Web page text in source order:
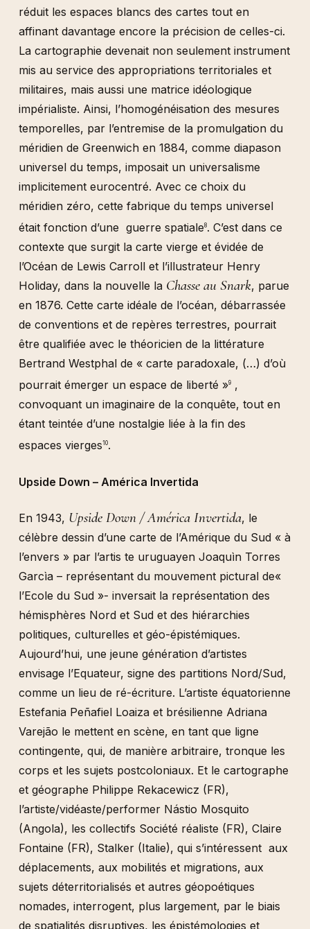
réduit les espaces blancs des cartes tout en
affinant davantage encore la précision de celles-ci.
La cartographie devenait non seulement instrument
mis au service des appropriations territoriales et
militaires, mais aussi une matrice idéologique
impérialiste. Ainsi, l’homogénéisation des mesures
temporelles, par l’entremise de la promulgation du
méridien de Greenwich en 1884, comme diapason
universel du temps, imposait un universalisme
implicitement eurocentré. Avec ce choix du
méridien zéro, cette fabrique du temps universel
était fonction d’une guerre spatiale8. C’est dans ce
contexte que surgit la carte vierge et évidée de
l’Océan de Lewis Carroll et l’illustrateur Henry
Holiday, dans la nouvelle la Chasse au Snark, parue
en 1876. Cette carte idéale de l’océan, débarrassée
de conventions et de repères terrestres, pourrait
être qualifiée avec le théoricien de la littérature
Bertrand Westphal de « carte paradoxale, (…) d’où
pourrait émerger un espace de liberté »9,
convoquant un imaginaire de la conquête, tout en
étant teintée d’une nostalgie liée à la fin des
espaces vierges10.
Upside Down – América Invertida
En 1943, Upside Down / América Invertida, le
célèbre dessin d’une carte de l’Amérique du Sud « à
l’envers » par l’artis te uruguayen Joaquìn Torres
Garcìa – représentant du mouvement pictural de«
l’Ecole du Sud »- inversait la représentation des
hémisphères Nord et Sud et des hiérarchies
politiques, culturelles et géo-épistémiques.
Aujourd’hui, une jeune génération d’artistes
envisage l’Equateur, signe des partitions Nord/Sud,
comme un lieu de ré-écriture. L’artiste équatorienne
Estefania Peñafiel Loaiza et brésilienne Adriana
Varejão le mettent en scène, en tant que ligne
contingente, qui, de manière arbitraire, tronque les
corps et les sujets postcoloniaux. Et le cartographe
et géographe Philippe Rekacewicz (FR),
l’artiste/vidéaste/performer Nástio Mosquito
(Angola), les collectifs Société réaliste (FR), Claire
Fontaine (FR), Stalker (Italie), qui s’intéressent aux
déplacements, aux mobilités et migrations, aux
sujets déterritorialisés et autres géopoétiques
nomades, interrogent, plus largement, par le biais
de spatialités disruptives, les épistémologies et